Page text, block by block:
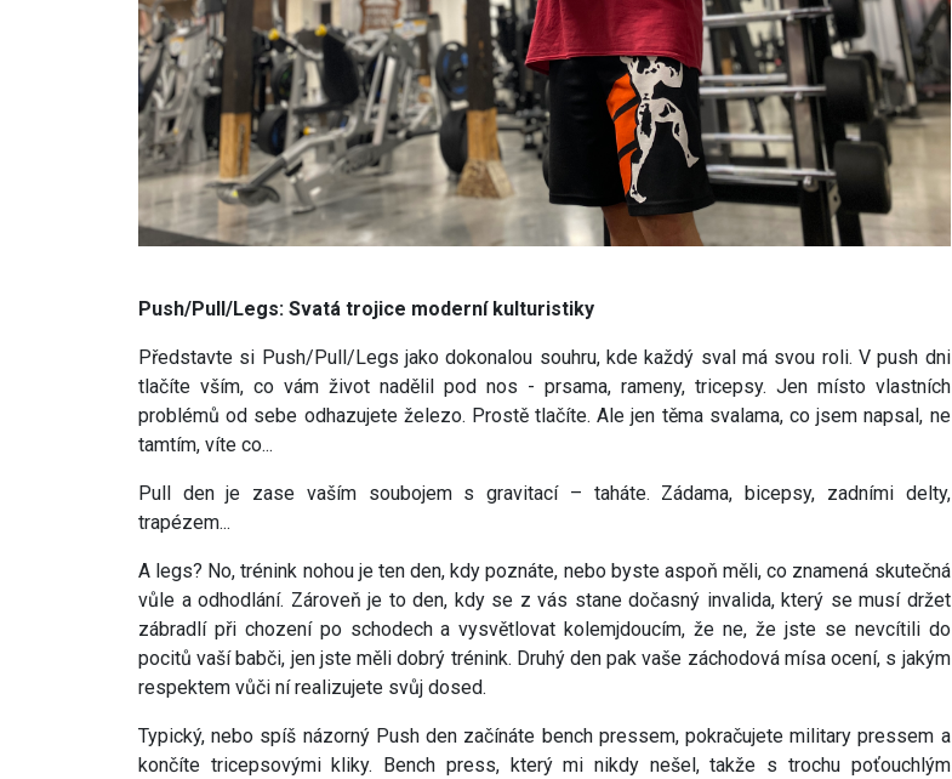
Push/Pull/Legs: Svatá trojice moderní kulturistiky
Představte si Push/Pull/Legs jako dokonalou souhru, kde každý sval má svou roli. V push dni
tlačíte vším, co vám život nadělil pod nos - prsama, rameny, tricepsy. Jen místo vlastních
problémů od sebe odhazujete železo. Prostě tlačíte. Ale jen těma svalama, co jsem napsal, ne
tamtím, víte co...
Pull den je zase vaším soubojem s gravitací – taháte. Zádama, bicepsy, zadními delty,
trapézem...
A legs? No, trénink nohou je ten den, kdy poznáte, nebo byste aspoň měli, co znamená skutečná
vůle a odhodlání. Zároveň je to den, kdy se z vás stane dočasný invalida, který se musí držet
zábradlí při chození po schodech a vysvětlovat kolemjdoucím, že ne, že jste se nevcítili do
pocitů vaší babči, jen jste měli dobrý trénink. Druhý den pak vaše záchodová mísa ocení, s jakým
respektem vůči ní realizujete svůj dosed.
Typický, nebo spíš názorný Push den začínáte bench pressem, pokračujete military pressem a
končíte tricepsovými kliky. Bench press, který mi nikdy nešel, takže s trochu poťouchlým